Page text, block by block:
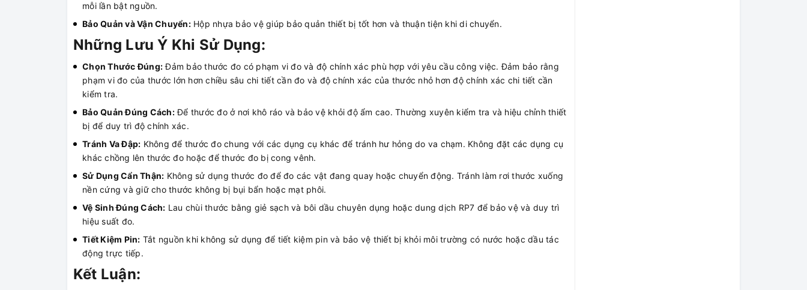
mỗi lần bật nguồn.
Bảo Quản và Vận Chuyển:Hộp nhựa bảo vệ giúp bảo quản thiết bị tốt hơn và thuận tiện khi di chuyển.
Những Lưu Ý Khi Sử Dụng:
Chọn Thước Đúng:Đảm bảo thước đo có phạm vi đo và độ chính xác phù hợp với yêu cầu công việc. Đảm bảo rằng
phạm vi đo của thước lớn hơn chiều sâu chi tiết cần đo và độ chính xác của thước nhỏ hơn độ chính xác chi tiết cần
kiểm tra.
Bảo Quản Đúng Cách:Để thước đo ở nơi khô ráo và bảo vệ khỏi độ ẩm cao. Thường xuyên kiểm tra và hiệu chỉnh thiết
bị để duy trì độ chính xác.
Tránh Va Đập: Không để thước đo chung với các dụng cụ khác để tránh hư hỏng do va chạm. Không đặt các dụng cụ
khác chồng lên thước đo hoặc để thước đo bị cong vênh.
Sử Dụng Cẩn Thận: Không sử dụng thước đo để đo các vật đang quay hoặc chuyển động. Tránh làm rơi thước xuống
nền cứng và giữ cho thước không bị bụi bẩn hoặc mạt phôi.
Vệ Sinh Đúng Cách: Lau chùi thước bằng giẻ sạch và bôi dầu chuyên dụng hoặc dung dịch RP7 để bảo vệ và duy trì
hiệu suất đo.
Tiết Kiệm Pin: Tắt nguồn khi không sử dụng để tiết kiệm pin và bảo vệ thiết bị khỏi môi trường có nước hoặc dầu tác
động trực tiếp.
Kết Luận: